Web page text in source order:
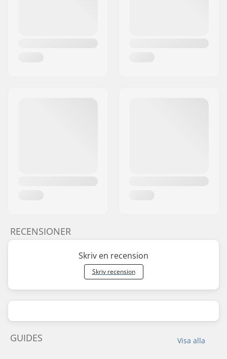
RECENSIONER
Skriv en recension
Skriv recension
Visa alla
GUIDES